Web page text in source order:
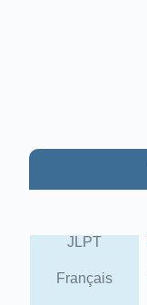
JLPT
Français